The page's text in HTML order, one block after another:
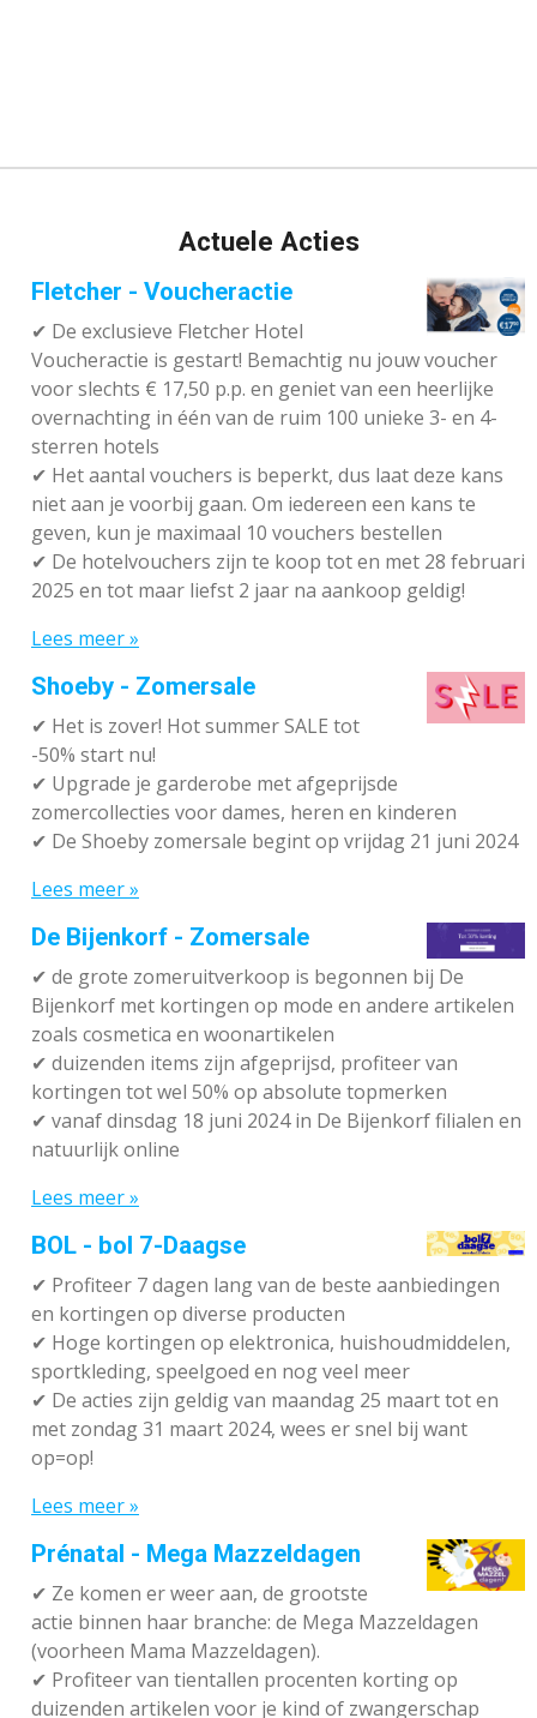
Actuele Acties
Fletcher - Voucheractie
✔ De exclusieve Fletcher Hotel
Voucheractie is gestart! Bemachtig nu jouw voucher
voor slechts € 17,50 p.p. en geniet van een heerlijke
overnachting in één van de ruim 100 unieke 3- en 4-
sterren hotels
✔ Het aantal vouchers is beperkt, dus laat deze kans
niet aan je voorbij gaan. Om iedereen een kans te
geven, kun je maximaal 10 vouchers bestellen
✔ De hotelvouchers zijn te koop tot en met 28 februari
2025 en tot maar liefst 2 jaar na aankoop geldig!
Lees meer »
Shoeby - Zomersale
✔ Het is zover! Hot summer SALE tot
-50% start nu!
✔ Upgrade je garderobe met afgeprijsde
zomercollecties voor dames, heren en kinderen
✔ De Shoeby zomersale begint op vrijdag 21 juni 2024
Lees meer »
De Bijenkorf - Zomersale
✔ de grote zomeruitverkoop is begonnen bij De
Bijenkorf met kortingen op mode en andere artikelen
zoals cosmetica en woonartikelen
✔ duizenden items zijn afgeprijsd, profiteer van
kortingen tot wel 50% op absolute topmerken
✔ vanaf dinsdag 18 juni 2024 in De Bijenkorf filialen en
natuurlijk online
Lees meer »
BOL - bol 7-Daagse
✔ Profiteer 7 dagen lang van de beste aanbiedingen
en kortingen op diverse producten
✔ Hoge kortingen op elektronica, huishoudmiddelen,
sportkleding, speelgoed en nog veel meer
✔ De acties zijn geldig van maandag 25 maart tot en
met zondag 31 maart 2024, wees er snel bij want
op=op!
Lees meer »
Prénatal - Mega Mazzeldagen
✔ Ze komen er weer aan, de grootste
actie binnen haar branche: de Mega Mazzeldagen
(voorheen Mama Mazzeldagen).
✔ Profiteer van tientallen procenten korting op
duizenden artikelen voor je kind of zwangerschap